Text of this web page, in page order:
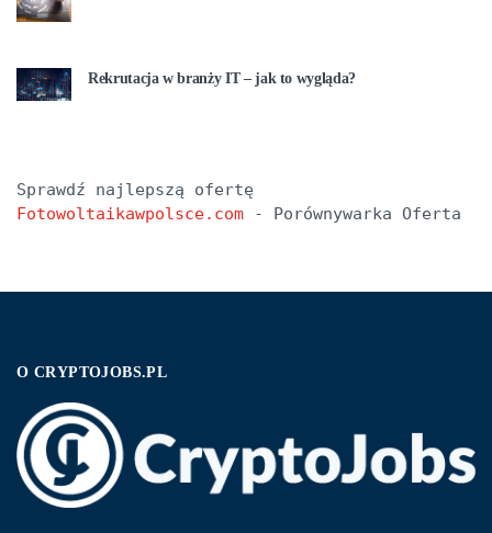
Rekrutacja w branży IT – jak to wygląda?
Fotowoltaikawpolsce.com - Porównywarka Oferta
O CRYPTOJOBS.PL